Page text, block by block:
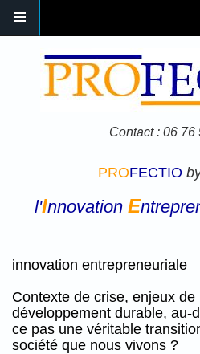
Contact : 06 76
PROFECTIO
l'Innovation E
innovation entrepreneuriale
Contexte de crise, enjeux de
développement durable, au-
ce pas une véritable
société que nous vivons ?